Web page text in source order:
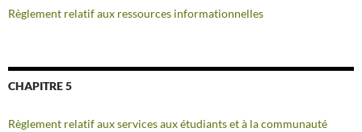
Règlement relatif aux ressources informationnelles
CHAPITRE 5
Règlement relatif aux services aux étudiants et à la communauté